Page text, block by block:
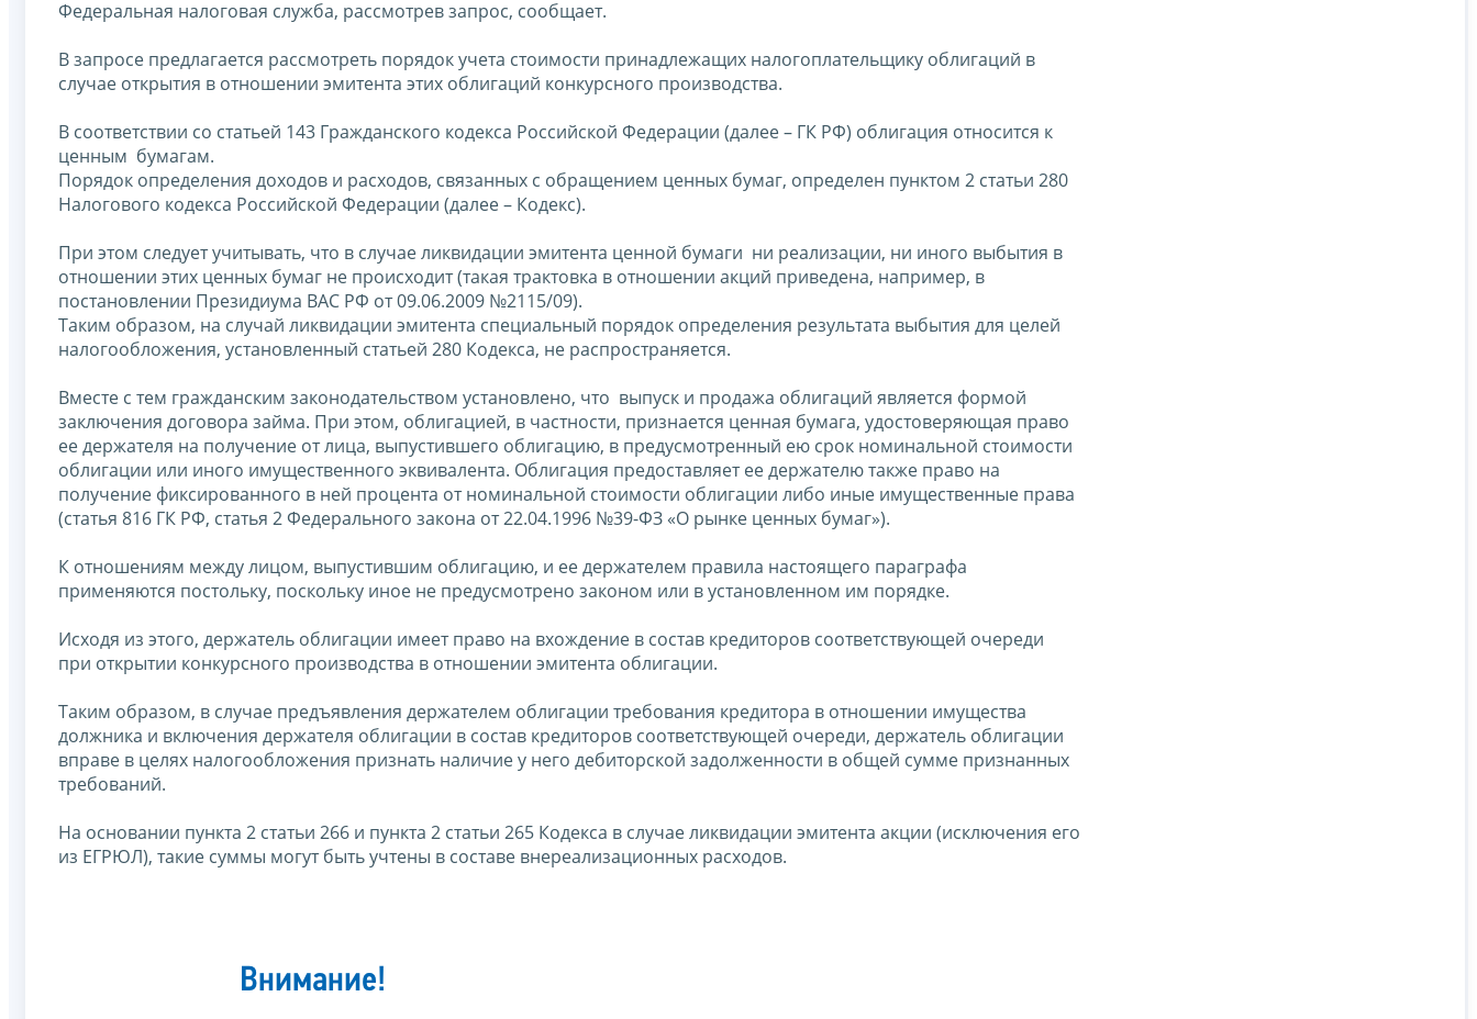
Федеральная налоговая служба, рассмотрев запрос, сообщает.
В запросе предлагается рассмотреть порядок учета стоимости принадлежащих налогоплательщику облигаций в
случае открытия в отношении эмитента этих облигаций конкурсного производства.
В соответствии со статьей 143 Гражданского кодекса Российской Федерации (далее – ГК РФ) облигация относится к
ценным бумагам.
Порядок определения доходов и расходов, связанных с обращением ценных бумаг, определен пунктом 2 статьи 280
Налогового кодекса Российской Федерации (далее – Кодекс).
При этом следует учитывать, что в случае ликвидации эмитента ценной бумаги ни реализации, ни иного выбытия в
отношении этих ценных бумаг не происходит (такая трактовка в отношении акций приведена, например, в
постановлении Президиума ВАС РФ от 09.06.2009 №2115/09).
Таким образом, на случай ликвидации эмитента специальный порядок определения результата выбытия для целей
налогообложения, установленный статьей 280 Кодекса, не распространяется.
Вместе с тем гражданским законодательством установлено, что выпуск и продажа облигаций является формой
заключения договора займа. При этом, облигацией, в частности, признается ценная бумага, удостоверяющая право
ее держателя на получение от лица, выпустившего облигацию, в предусмотренный ею срок номинальной стоимости
облигации или иного имущественного эквивалента. Облигация предоставляет ее держателю также право на
получение фиксированного в ней процента от номинальной стоимости облигации либо иные имущественные права
(статья 816 ГК РФ, статья 2 Федерального закона от 22.04.1996 №39-ФЗ «О рынке ценных бумаг»).
К отношениям между лицом, выпустившим облигацию, и ее держателем правила настоящего параграфа
применяются постольку, поскольку иное не предусмотрено законом или в установленном им порядке.
Исходя из этого, держатель облигации имеет право на вхождение в состав кредиторов соответствующей очереди
при открытии конкурсного производства в отношении эмитента облигации.
Таким образом, в случае предъявления держателем облигации требования кредитора в отношении имущества
должника и включения держателя облигации в состав кредиторов соответствующей очереди, держатель облигации
вправе в целях налогообложения признать наличие у него дебиторской задолженности в общей сумме признанных
требований.
На основании пункта 2 статьи 266 и пункта 2 статьи 265 Кодекса в случае ликвидации эмитента акции (исключения его
из ЕГРЮЛ), такие суммы могут быть учтены в составе внереализационных расходов.
Внимание!